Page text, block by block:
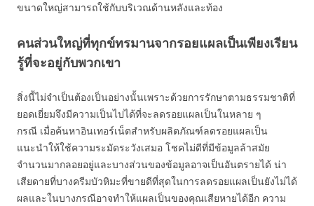
ขนาดใหญ่สามารถใช้กับบริเวณด้านหลังและท้อง
คนส่วนใหญ่ที่ทุกข์ทรมานจากรอยแผลเป็นเพียงเรียน
รู้ที่จะอยู่กับพวกเขา
สิ่งนี้ไม่จำเป็นต้องเป็นอย่างนั้นเพราะด้วยการรักษาตามธรรมชาติที่
ยอดเยี่ยมจึงมีความเป็นไปได้ที่จะลดรอยแผลเป็นในหลาย ๆ
กรณี เมื่อค้นหาอินเทอร์เน็ตสำหรับผลิตภัณฑ์ลดรอยแผลเป็น
แนะนำให้ใช้ความระมัดระวังเสมอ โชคไม่ดีที่มีข้อมูลล้าสมัย
จำนวนมากลอยอยู่และบางส่วนของข้อมูลอาจเป็นอันตรายได้ น่า
เสียดายที่บางครีมบัวหิมะที่ขายดีที่สุดในการลดรอยแผลเป็นยังไม่ได้
ผลและในบางกรณีอาจทำให้แผลเป็นของคุณเสียหายได้อีก ความ